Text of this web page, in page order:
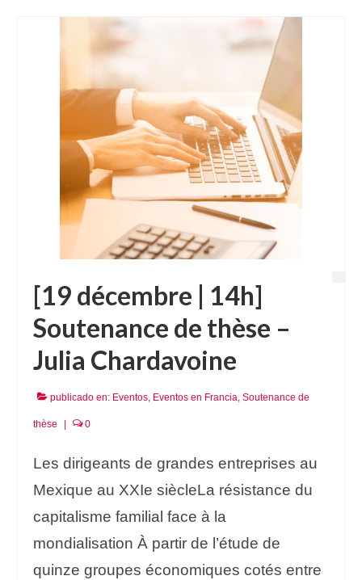
[19 décembre | 14h]
Soutenance de thèse –
Julia Chardavoine
publicado en: Eventos, Eventos en Francia, Soutenance de
thèse 0
Les dirigeants de grandes entreprises au
Mexique au XXIe siècleLa résistance du
capitalisme familial face à la
mondialisation À partir de l’étude de
quinze groupes économiques cotés entre